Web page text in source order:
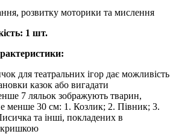
розвитку моторики та мислення
1 шт.
для театральних ігор дає можливість
казок або вигадати
7 ляльок зображують тварин,
менше 30 см: 1. Козлик; 2. Півник; 3.
та інші, покладених в
кришкою